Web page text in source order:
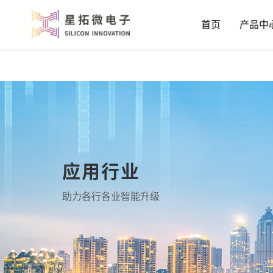
首页 产品中
应用行业
助力各行各业智能升级